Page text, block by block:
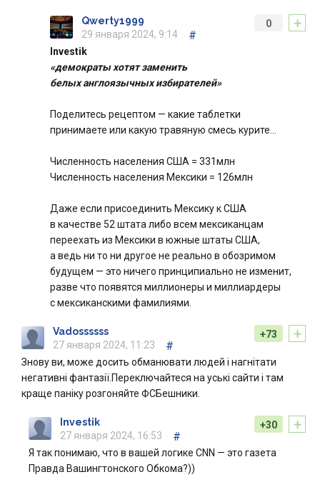
+
0
Qwerty1999
29 января 2024, 9:14
#
Investik
«демократы хотят заменить
белых англоязычных избирателей»
Поделитесь рецептом — какие таблетки
принимаете или какую травяную смесь курите…
Численность населения США = 331млн
Численность населения Мексики = 126млн
Даже если присоединить Мексику к США
в качестве 52 штата либо всем мексиканцам
переехать из Мексики в южные штаты США,
а ведь ни то ни другое не реально в обозримом
будущем — это ничего принципиально не изменит,
разве что появятся миллионеры и миллиардеры
с мексиканскими фамилиями.
+
+73
Vadossssss
27 января 2024, 11:23
#
Знову ви, може досить обманювати людей і нагнітати
негативні фантазії.Переключайтеся на уські сайти і там
краще паніку розгоняйте ФСБешники.
+
+30
Investik
27 января 2024, 16:53
#
Я так понимаю, что в вашей логике CNN — это газета
Правда Вашингтонского Обкома?))